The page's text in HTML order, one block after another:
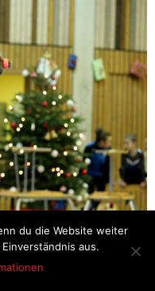
du die Website weiter
aus.